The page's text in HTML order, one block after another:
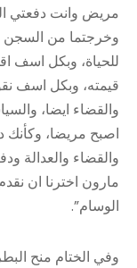
مريض وانت دفعتي
وخرجتما من السجن
للحياة، وبكل اسف
قيمته، وبكل اسف
والقضاء ايضا،
اصبح مريضا، وكأنك
والقضاء والعدالة
مارون اخترنا ان
الوسام”.
وفي الختام منح